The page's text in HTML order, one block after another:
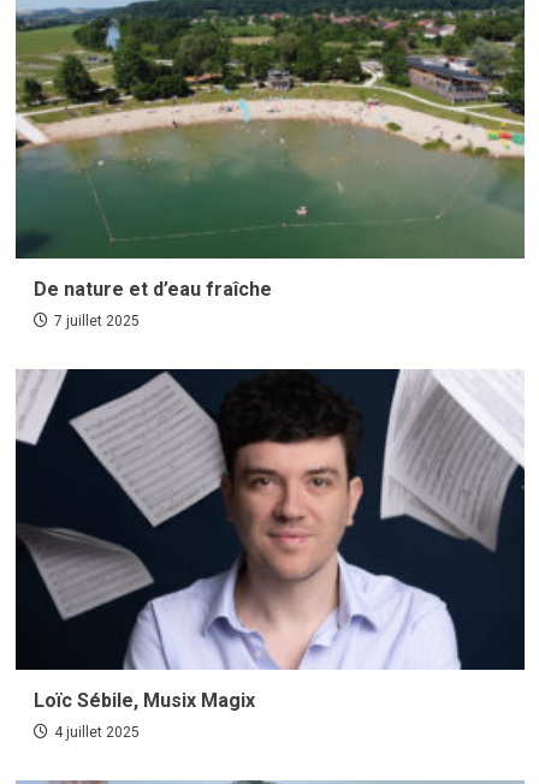
De nature et d’eau fraîche
7 juillet 2025
Loïc Sébile, Musix Magix
4 juillet 2025